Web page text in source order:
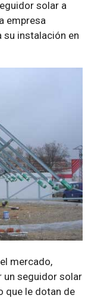
solar a
empresa
su instalación en
mercado,
un seguidor solar
que le dotan de